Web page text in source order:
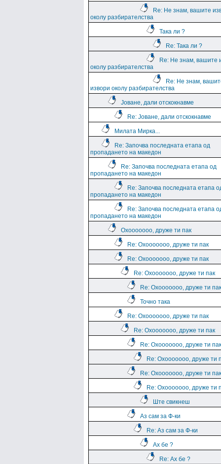
Re: Не знам, вашите
околу разбирателства
Така ли ?
Re: Така ли ?
Re: Не знам, вашите
околу разбирателства
Re: Не знам,
извори околу разбирателства
Јоване, дали отскокнавме
Re: Јоване, дали отскокнавме
Милата Мирка...
Re: Започва последната етапа од
пропадането на македон
Re: Започва последната етапа од
пропадането на македон
Re: Започва последната етапа
пропадането на македон
Re: Започва последната етапа
пропадането на македон
Охооооооо, друже ти пак
Re: Охооооооо, друже ти пак
Re: Охооооооо, друже ти пак
Re: Охооооооо, друже ти пак
Re: Охооооооо, друже ти пак
Точно така
Re: Охооооооо, друже ти пак
Re: Охооооооо, друже ти пак
Re: Охооооооо, друже ти пак
Re: Охооооооо, друже ти
Re: Охооооооо, друже ти пак
Re: Охооооооо, друже ти
Ште свикнеш
Аз сам за Ф-ки
Re: Аз сам за Ф-ки
Ах бе ?
Re: Ах бе ?